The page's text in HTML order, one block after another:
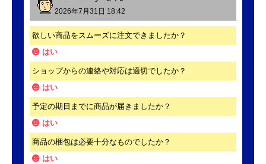
2026年7月31日 18:42
欲しい商品をスムーズに注文できましたか？
はい
ショップからの連絡や対応は適切でしたか？
はい
予定の期日までに商品が届きましたか？
はい
商品の梱包は必要十分なものでしたか？
はい